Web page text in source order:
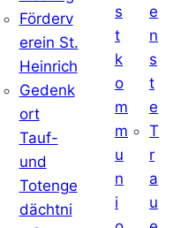
Förderv
erein St.
Heinrich
Gedenk
ort
Tauf-
und
Totenge
dächtni
s
t
k
o
m
m
u
n
i
e
n
s
t
e
T
r
a
u